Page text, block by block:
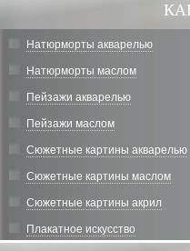
Натюрморты акварелью
Натюрморты маслом
Пейзажи акварелью
Пейзажи маслом
Сюжетные картины акварелью
Сюжетные картины маслом
Сюжетные картины акрил
Плакатное искусство